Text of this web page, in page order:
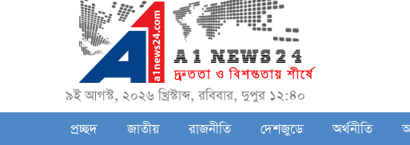
৯ই আগস্ট, ২০২৬ খ্রিস্টাব্দ, রবিবার, দুপুর ১২:৪০
প্রচ্ছদ
জাতীয় রাজনীতি দেশজুডে অর্থনীতি